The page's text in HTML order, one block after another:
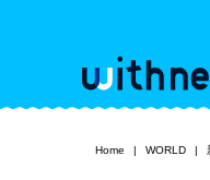
Home WORLD